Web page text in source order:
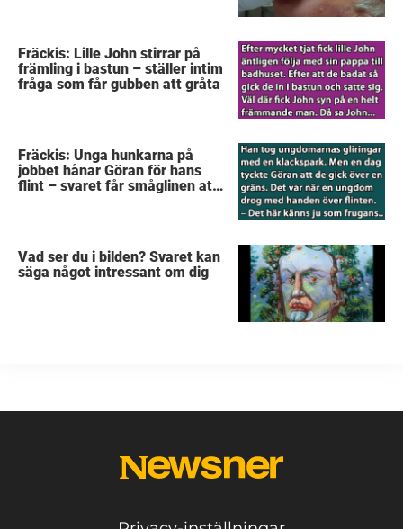
Fräckis: Lille John stirrar på
främling i bastun – ställer intim
fråga som får gubben att gråta
Fräckis: Unga hunkarna på
jobbet hånar Göran för hans
flint – svaret får småglinen att
Vad ser du i bilden? Svaret kan
säga något intressant om dig